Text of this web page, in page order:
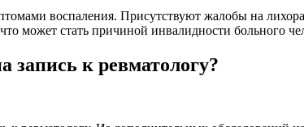
воспаления. Присутствуют жалобы на
может стать причиной инвалидности больного
запись к ревматологу?